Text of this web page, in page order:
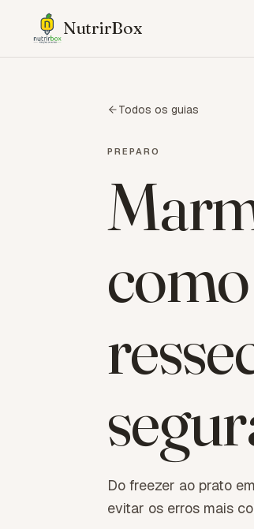
NutrirBox
Todos os guias
PREPARO
Do freezer ao prato
evitar os erros mais